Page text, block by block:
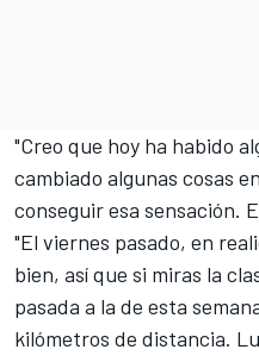
"Creo que hoy ha habido
cambiado algunas cosas
conseguir esa sensación.
"El viernes pasado, en
bien, así que si miras la
pasada a la de esta
kilómetros de distancia.